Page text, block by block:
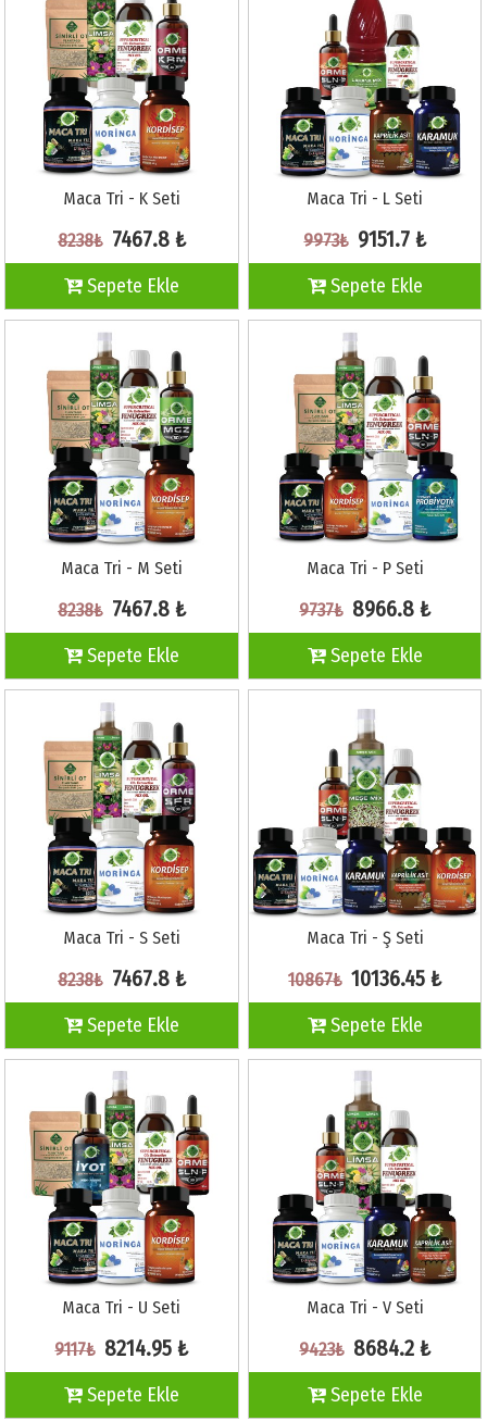
Maca Tri - K Seti
8238₺ 7467.8 ₺
Sepete Ekle
Maca Tri - L Seti
9973₺ 9151.7 ₺
Sepete Ekle
Maca Tri - M Seti
8238₺ 7467.8 ₺
Sepete Ekle
Maca Tri - P Seti
9737₺ 8966.8 ₺
Sepete Ekle
Maca Tri - S Seti
8238₺ 7467.8 ₺
Sepete Ekle
Maca Tri - Ş Seti
10867₺ 10136.45 ₺
Sepete Ekle
Maca Tri - U Seti
9117₺ 8214.95 ₺
Sepete Ekle
Maca Tri - V Seti
9423₺ 8684.2 ₺
Sepete Ekle